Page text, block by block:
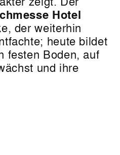
Hotel
der weiterhin
heute bildet
festen Boden, auf
und ihre